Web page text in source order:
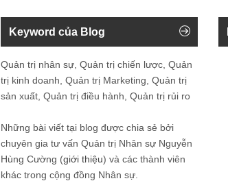
Keyword của Blog
Quản trị nhân sự, Quản trị chiến lược, Quản
trị kinh doanh, Quản trị Marketing, Quản trị
sản xuất, Quản trị điều hành, Quản trị rủi ro
Những bài viết tại blog được chia sẻ bởi
chuyên gia tư vấn Quản trị Nhân sự Nguyễn
Hùng Cường (giới thiệu) và các thành viên
khác trong cộng đồng Nhân sự.